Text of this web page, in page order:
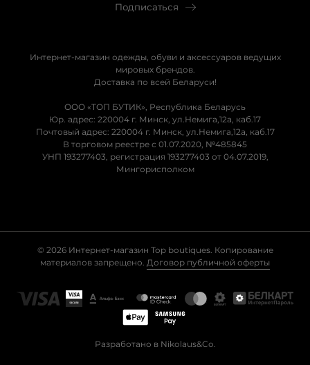
Подписаться
Интернет-магазин одежды, обуви и аксессуаров ведущих
мировых брендов.
Доставка по всей Беларуси!
ООО «ТОП БУТИК», Республика Беларусь
Юр. адрес: 220004 г. Минск, ул.Немига,12а, каб.17
Почтовый адрес: 220004 г. Минск, ул.Немига,12а, каб.17
В торговом реестре с 01.07.2020, №485845
УНП 193277403, регистрация 193277403 от 04.07.2019,
Мингорисполком
© 2026 Интернет-магазин Top boutiques. Копирование
материалов запрещено. Договор публичной оферты
Разработано в Nikolaus&Co.